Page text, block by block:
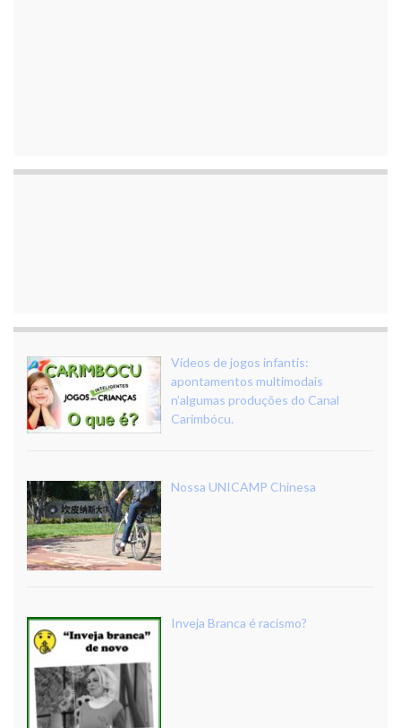
Vídeos de jogos infantis:
apontamentos multimodais
n’algumas produções do Canal
Carimbócu.
Nossa UNICAMP Chinesa
Inveja Branca é racismo?